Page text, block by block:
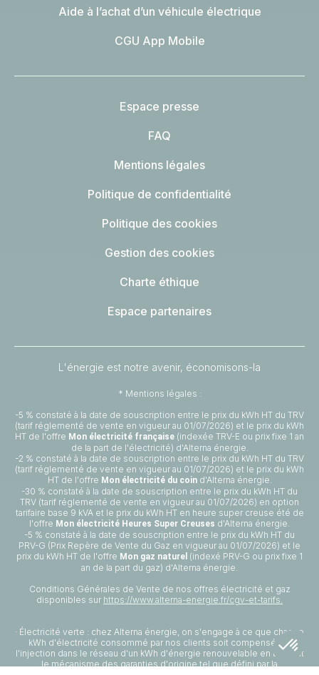
Aide à l’achat d’un véhicule électrique
CGU App Mobile
Espace presse
FAQ
Mentions légales
Politique de confidentialité
Politique des cookies
Gestion des cookies
Charte éthique
Espace partenaires
L'énergie est notre avenir, économisons-la
* Mentions légales :
-5 % constaté à la date de souscription entre le prix du kWh HT du TRV
(tarif réglementé de vente en vigueur au 01/07/2026) et le prix du kWh
HT de l'offre Mon électricité française (indexée TRV-E ou prix fixe 1 an
de la part de l'électricité) d'Alterna énergie.
-2 % constaté à la date de souscription entre le prix du kWh HT du TRV
(tarif réglementé de vente en vigueur au 01/07/2026) et le prix du kWh
HT de l'offre Mon électricité du coind'Alterna énergie.
-30 % constaté à la date de souscription entre le prix du kWh HT du
TRV (tarif réglementé de vente en vigueur au 01/07/2026) en option
tarifaire base 9 kVA et le prix du kWh HT en heure super creuse été de
l'offre Mon électricité Heures Super Creuses d'Alterna énergie.
-5 % constaté à la date de souscription entre le prix du kWh HT du
PRV-G (Prix Repère de Vente du Gaz en vigueur au 01/07/2026) et le
prix du kWh HT de l'offre Mon gaz naturel (indexé PRV-G ou prix fixe 1
an de la part du gaz) d'Alterna énergie.
Conditions Générales de Vente de nos offres électricité et gaz
disponibles sur https://www.alterna-energie.fr/cgv-et-tarifs.
· Électricité verte : chez Alterna énergie, on s'engage à ce que chaque
kWh d'électricité consommé par nos clients soit compensé par
l'injection dans le réseau d'un kWh d'énergie renouvelable en utilisant
le mécanisme des garanties d'origine tel que défini par la